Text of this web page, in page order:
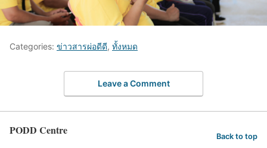
Categories: ข่าวสารผ่อดีดี, ทั้งหมด
Leave a Comment
PODD Centre Back to top